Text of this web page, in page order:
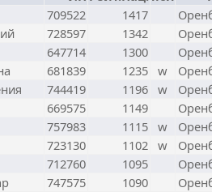
709522 1417
728597 1342
647714 1300
681839 1235 w
744419 1196 w
669575 1149
757983 1115 w
723130 1102 w
712760 1095
747575 1090